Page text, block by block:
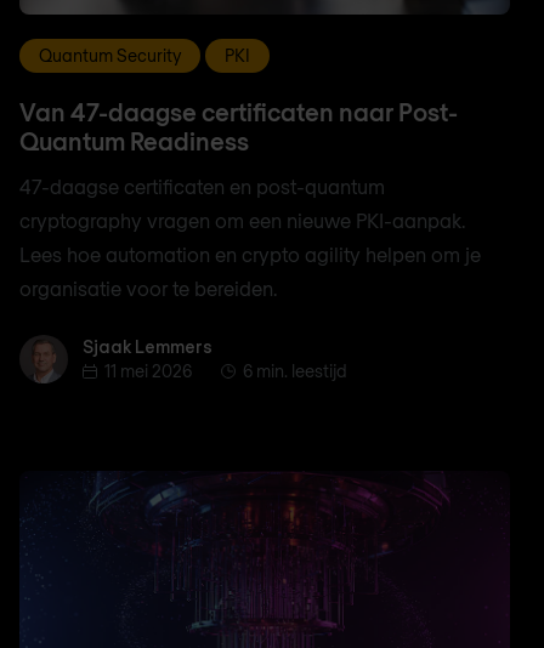
Quantum Security PKI
Van 47-daagse certificaten naar Post-
Quantum Readiness
47-daagse certificaten en post-quantum
cryptography vragen om een nieuwe PKI-aanpak.
Lees hoe automation en crypto agility helpen om je
organisatie voor te bereiden.
Sjaak Lemmers
Sjaak Lemmers
11 mei 2026
6 min. leestijd